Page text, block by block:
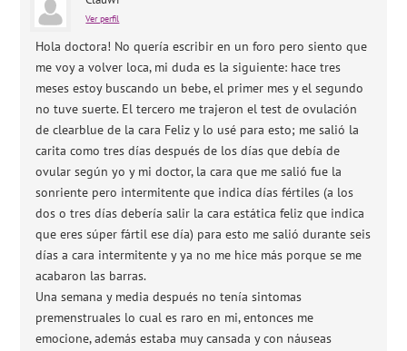
Ver perfil
Hola doctora! No quería escribir en un foro pero siento que
me voy a volver loca, mi duda es la siguiente: hace tres
meses estoy buscando un bebe, el primer mes y el segundo
no tuve suerte. El tercero me trajeron el test de ovulación
de clearblue de la cara Feliz y lo usé para esto; me salió la
carita como tres días después de los días que debía de
ovular según yo y mi doctor, la cara que me salió fue la
sonriente pero intermitente que indica días fértiles (a los
dos o tres días debería salir la cara estática feliz que indica
que eres súper fártil ese día) para esto me salió durante seis
días a cara intermitente y ya no me hice más porque se me
acabaron las barras.
Una semana y media después no tenía sintomas
premenstruales lo cual es raro en mi, entonces me
emocione, además estaba muy cansada y con náuseas